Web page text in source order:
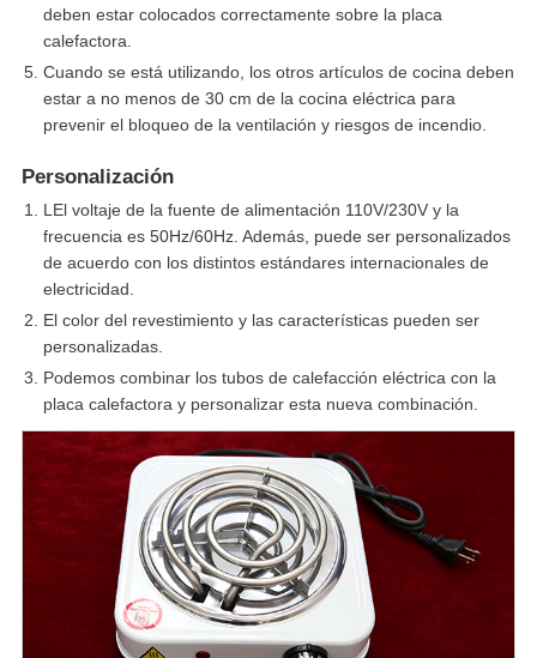
deben estar colocados correctamente sobre la placa
calefactora.
Cuando se está utilizando, los otros artículos de cocina deben
estar a no menos de 30 cm de la cocina eléctrica para
prevenir el bloqueo de la ventilación y riesgos de incendio.
Personalización
LEl voltaje de la fuente de alimentación 110V/230V y la
frecuencia es 50Hz/60Hz. Además, puede ser personalizados
de acuerdo con los distintos estándares internacionales de
electricidad.
El color del revestimiento y las características pueden ser
personalizadas.
Podemos combinar los tubos de calefacción eléctrica con la
placa calefactora y personalizar esta nueva combinación.